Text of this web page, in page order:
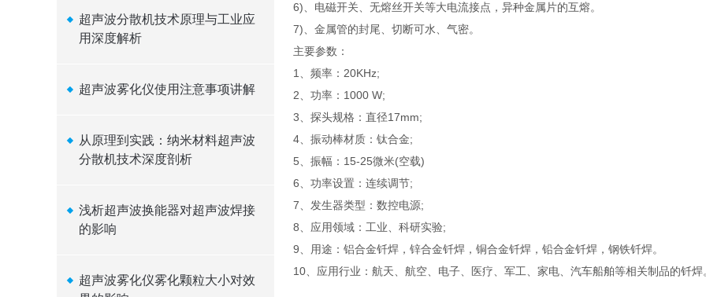
超声波分散机技术原理与工业应
用深度解析
超声波雾化仪使用注意事项讲解
从原理到实践：纳米材料超声波
分散机技术深度剖析
浅析超声波换能器对超声波焊接
的影响
超声波雾化仪雾化颗粒大小对效
6)、电磁开关、无熔丝开关等大电流接点，异种金属片的互熔。
7)、金属管的封尾、切断可水、气密。
主要参数：
1、频率：20KHz;
2、功率：1000 W;
3、探头规格：直径17mm;
4、振动棒材质：钛合金;
5、振幅：15-25微米(空载)
6、功率设置：连续调节;
7、发生器类型：数控电源;
8、应用领域：工业、科研实验;
9、用途：铝合金钎焊，锌合金钎焊，铜合金钎焊，铅合金钎焊，钢铁钎焊。
10、应用行业：航天、航空、电子、医疗、军工、家电、汽车船舶等相关制品的钎焊